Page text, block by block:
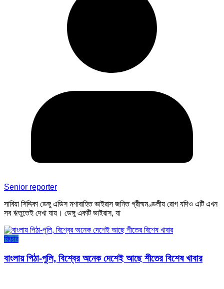
Senior reporter
সাবিয়া সিদ্দিকা ডেঙ্গু এডিস মশাবাহিত ভাইরাস জনিত গ্রীষ্মমণ্ডলীয় রোগ যদিও এটি এখন
সব ঋতুতেই দেখা যায়। ডেঙ্গু একটি ভাইরাস, যা
ফিচার
বাংলায় পিঠা-পুলি, বিশ্বের অনেক দেশেই আছে শীতের বিশেষ খাবার